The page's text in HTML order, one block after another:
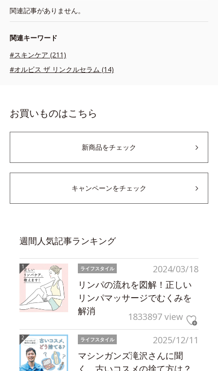
関連記事がありません。
関連キーワード
#スキンケア (211)
#オルビス ザ リンクルセラム (14)
お買いものはこちら
新商品をチェック
キャンペーンをチェック
週間人気記事ランキング
2024/03/18
ライフスタイル
リンパの流れを図解！正しい
リンパマッサージでむくみを
解消
1833897 view
2025/12/11
ライフスタイル
マシンガンズ滝沢さんに聞
く、古いコスメの捨て方は？